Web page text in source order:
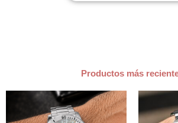
Productos más